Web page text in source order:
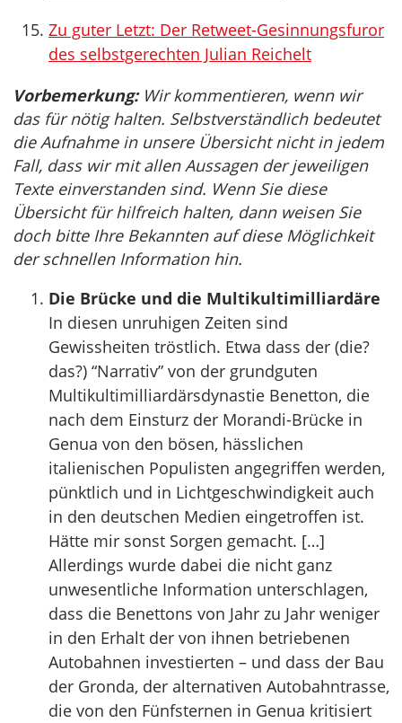
Zu guter Letzt: Der Retweet-Gesinnungsfuror
des selbstgerechten Julian Reichelt
Vorbemerkung:Wir kommentieren, wenn wir
das für nötig halten. Selbstverständlich bedeutet
die Aufnahme in unsere Übersicht nicht in jedem
Fall, dass wir mit allen Aussagen der jeweiligen
Texte einverstanden sind. Wenn Sie diese
Übersicht für hilfreich halten, dann weisen Sie
doch bitte Ihre Bekannten auf diese Möglichkeit
der schnellen Information hin.
Die Brücke und die Multikultimilliardäre
In diesen unruhigen Zeiten sind
Gewissheiten tröstlich. Etwa dass der (die?
das?) “Narrativ” von der grundguten
Multikultimilliardärsdynastie Benetton, die
nach dem Einsturz der Morandi-Brücke in
Genua von den bösen, hässlichen
italienischen Populisten angegriffen werden,
pünktlich und in Lichtgeschwindigkeit auch
in den deutschen Medien eingetroffen ist.
Hätte mir sonst Sorgen gemacht. […]
Allerdings wurde dabei die nicht ganz
unwesentliche Information unterschlagen,
dass die Benettons von Jahr zu Jahr weniger
in den Erhalt der von ihnen betriebenen
Autobahnen investierten – und dass der Bau
der Gronda, der alternativen Autobahntrasse,
die von den Fünfsternen in Genua kritisiert